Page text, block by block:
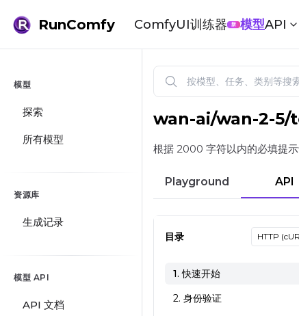
RunComfy ComfyUI训练器 新 模型API
模型
探索
所有模型
资源库
生成记录
模型 API
API 文档
Wan 2.5：文本生成图像 |
wan-ai/wan-2-
根据 2000 字符以内的必填提示
Playground API
目录 HTTP
1. 快速开始
2. 身份验证